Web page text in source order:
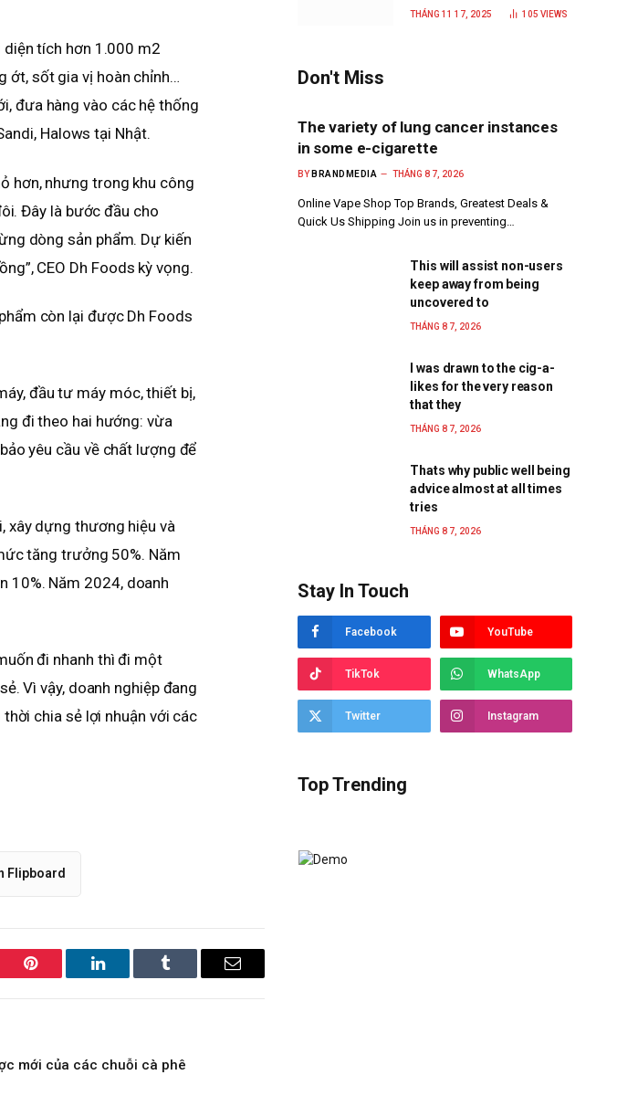
tích hơn 1.000 m2
ớt, sốt gia vị hoàn chỉnh…
đưa hàng vào các hệ thống
Halows tại Nhật.
hơn, nhưng trong khu công
Đây là bước đầu cho
dòng sản phẩm. Dự kiến
CEO Dh Foods kỳ vọng.
còn lại được Dh Foods
đầu tư máy móc, thiết bị,
đi theo hai hướng: vừa
yêu cầu về chất lượng để
xây dựng thương hiệu và
tăng trưởng 50%. Năm
10%. Năm 2024, doanh
đi nhanh thì đi một
Vì vậy, doanh nghiệp đang
chia sẻ lợi nhuận với các
Flipboard
Pinterest LinkedIn Tumblr Email
mới của các chuỗi cà phê
đắt giá cho thương hiệu
THÁNG 11 17, 2025 105VIEWS
Don't Miss
The variety of lung cancer instances
in some e-cigarette
BY BRANDMEDIA THÁNG 8 7, 2026
Online Vape Shop Top Brands, Greatest Deals &
Quick Us Shipping Join us in preventing…
This will assist non-users
keep away from being
uncovered to
THÁNG 8 7, 2026
I was drawn to the cig-a-
likes for the very reason
that they
THÁNG 8 7, 2026
Thats why public well being
advice almost at all times
tries
THÁNG 8 7, 2026
Stay In Touch
Facebook YouTube
TikTok WhatsApp
Twitter Instagram
Top Trending